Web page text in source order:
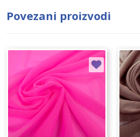
Povezani proizvodi